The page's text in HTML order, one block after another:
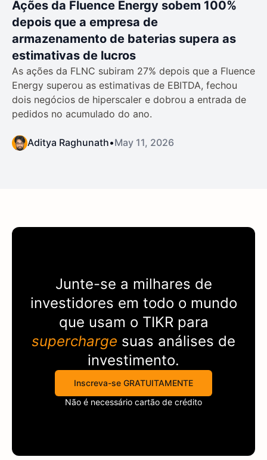
Ações da Fluence Energy sobem 100%
depois que a empresa de
armazenamento de baterias supera as
estimativas de lucros
As ações da FLNC subiram 27% depois que a Fluence
Energy superou as estimativas de EBITDA, fechou
dois negócios de hiperscaler e dobrou a entrada de
pedidos no acumulado do ano.
Aditya Raghunath•May 11, 2026
Junte-se a milhares de
investidores em todo o mundo
que usam o TIKRpara
supercharge suas análises de
investimento.
Inscreva-se GRATUITAMENTE
Não é necessário cartão de crédito